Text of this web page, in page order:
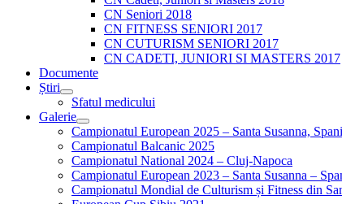
CN Seniori 2018
CN FITNESS SENIORI 2017
CN CUTURISM SENIORI 2017
CN CADETI, JUNIORI SI MASTERS 2017
Documente
Știri
Sfatul medicului
Galerie
Campionatul European 2025 – Santa Susanna,
Campionatul Balcanic 2025
Campionatul National 2024 – Cluj-Napoca
Campionatul European 2023 – Santa Susanna –
Campionatul Mondial de Culturism și Fitness din